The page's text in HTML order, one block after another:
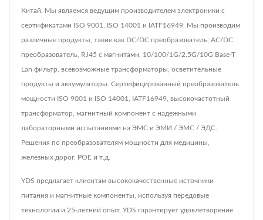
Китай. Мы являемся ведущим производителем электроники с
сертификатами ISO 9001, ISO 14001 и IATF16949. Мы производим
различные продукты, такие как DC/DC преобразователь, AC/DC
преобразователь, RJ45 с магнитами, 10/100/1G/2.5G/10G Base-T
Lan фильтр, всевозможные трансформаторы, осветительные
продукты и аккумуляторы. Сертифицированный преобразователь
мощности ISO 9001 и ISO 14001, IATF16949, высокочастотный
трансформатор, магнитный компонент с надежными
лабораторными испытаниями на ЭМС и ЭМИ / ЭМС / ЭДС.
Решения по преобразователям мощности для медицины,
железных дорог, POE и т.д.
YDS предлагает клиентам высококачественные источники
питания и магнитные компоненты, используя передовые
технологии и 25-летний опыт, YDS гарантирует удовлетворение